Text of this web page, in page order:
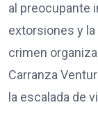
al preocupante
extorsiones y
crimen
Carranza
la escalada de